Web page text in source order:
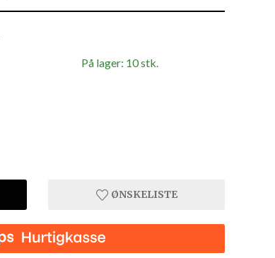
På lager: 10 stk.
ØNSKELISTE